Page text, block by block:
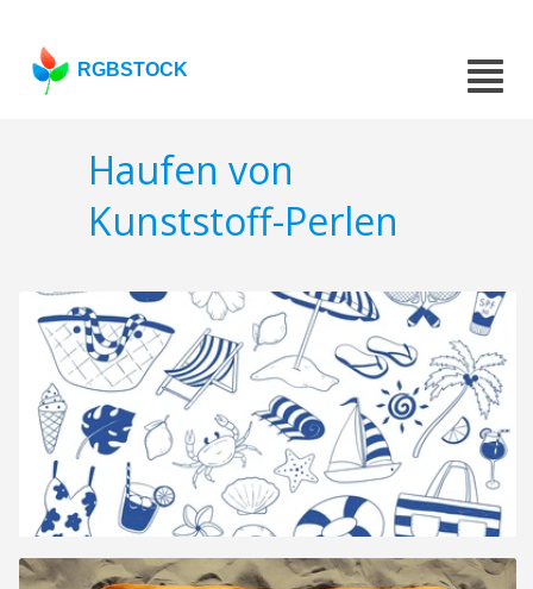
RGBSTOCK
Haufen von
Kunststoff-Perlen